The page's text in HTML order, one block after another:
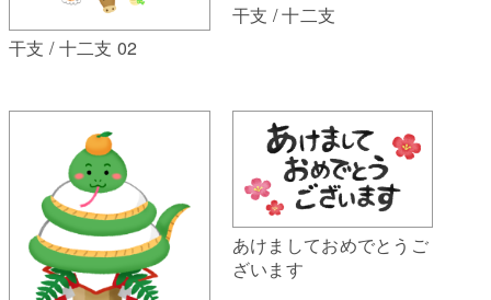
干支 / 十二支 02
干支 / 十二支
あけましておめでとうご
ざいます